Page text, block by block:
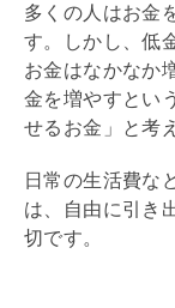
多くの人はお金
す。しかし、低
お金はなかなか
金を増やすとい
せるお金」と考
日常の生活費な
は、自由に引き
切です。